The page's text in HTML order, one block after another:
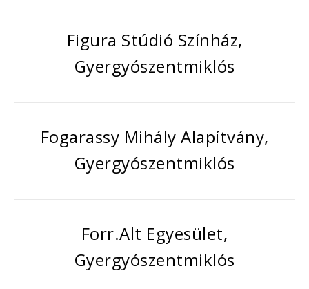
Figura Stúdió Színház,
Gyergyószentmiklós
Fogarassy Mihály Alapítvány,
Gyergyószentmiklós
Forr.Alt Egyesület,
Gyergyószentmiklós